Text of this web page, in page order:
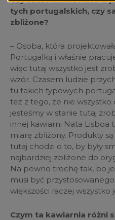
tych portugalskich, czy
zbliżone?
– Osoba, która
Portugalką i właśnie
więc tutaj wszystko jest
wzór. Czasem ludzie
tu takich typowych
też z tego, że nie
jesteśmy w stanie tutaj
innej kawiarni Nata Lisboa
miarę zbliżony. Produkty
tutaj chodzi o to, by były
najbardziej zbliżone do
Na pewno trochę tak, bo
musi być
większości raczej wszystko
Czym ta kawiarnia różni